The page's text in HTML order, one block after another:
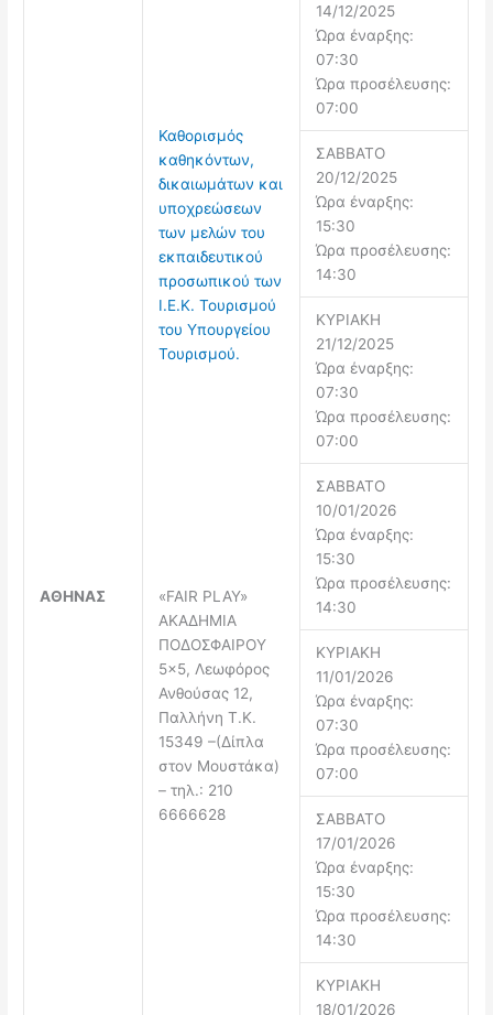
ΑΘΗΝΑΣ
Καθορισμός
καθηκόντων,
δικαιωμάτων και
υποχρεώσεων
των μελών του
εκπαιδευτικού
προσωπικού των
Ι.Ε.Κ. Τουρισμού
του Υπουργείου
Τουρισμού.
«FAIR PLAY»
ΑΚΑΔΗΜΙΑ
ΠΟΔΟΣΦΑΙΡΟΥ
5×5, Λεωφόρος
Ανθούσας 12,
Παλλήνη Τ.Κ.
15349 –(Δίπλα
στον Μουστάκα)
– τηλ.: 210
6666628
14/12/2025
Ώρα έναρξης:
07:30
Ώρα προσέλευσης:
07:00
ΣΑΒΒΑΤΟ
20/12/2025
Ώρα έναρξης:
15:30
Ώρα προσέλευσης:
14:30
ΚΥΡΙΑΚΗ
21/12/2025
Ώρα έναρξης:
07:30
Ώρα προσέλευσης:
07:00
ΣΑΒΒΑΤΟ
10/01/2026
Ώρα έναρξης:
15:30
Ώρα προσέλευσης:
14:30
ΚΥΡΙΑΚΗ
11/01/2026
Ώρα έναρξης:
07:30
Ώρα προσέλευσης:
07:00
ΣΑΒΒΑΤΟ
17/01/2026
Ώρα έναρξης:
15:30
Ώρα προσέλευσης:
14:30
ΚΥΡΙΑΚΗ
18/01/2026